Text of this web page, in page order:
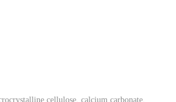
cellulose, calcium carbonate,